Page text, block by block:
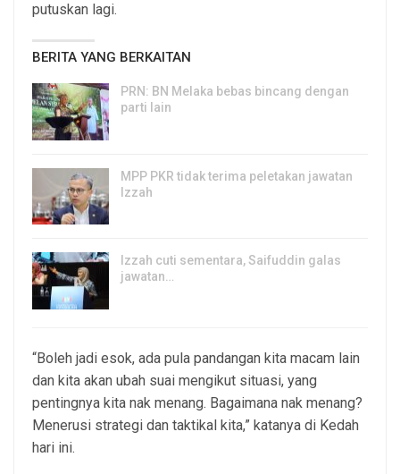
putuskan lagi.
BERITA YANG BERKAITAN
PRN: BN Melaka bebas bincang dengan
parti lain
MPP PKR tidak terima peletakan jawatan
Izzah
Izzah cuti sementara, Saifuddin galas
jawatan…
“Boleh jadi esok, ada pula pandangan kita macam lain
dan kita akan ubah suai mengikut situasi, yang
pentingnya kita nak menang. Bagaimana nak menang?
Menerusi strategi dan taktikal kita,” katanya di Kedah
hari ini.